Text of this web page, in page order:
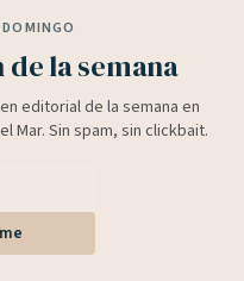
la semana
editorial de la semana en
Mar. Sin spam, sin clickbait.